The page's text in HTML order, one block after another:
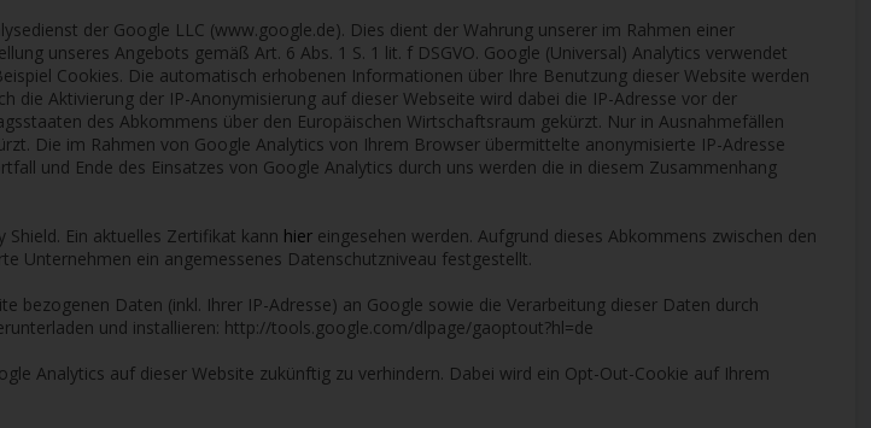
der Google LLC (www.google.de). Dies dient der Wahrung unserer im Rahmen einer
unseres Angebots gemäß Art. 6 Abs. 1 S. 1 lit. f DSGVO. Google (Universal) Analytics verwendet
Cookies. Die automatisch erhobenen Informationen über Ihre Benutzung dieser Website werden
die Aktivierung der IP-Anonymisierung auf dieser Webseite wird dabei die IP-Adresse vor der
des Abkommens über den Europäischen Wirtschaftsraum gekürzt. Nur in Ausnahmefällen
Die im Rahmen von Google Analytics von Ihrem Browser übermittelte anonymisierte IP-Adresse
und Ende des Einsatzes von Google Analytics durch uns werden die in diesem Zusammenhang
Ein aktuelles Zertifikat kann hier eingesehen werden. Aufgrund dieses Abkommens zwischen den
Unternehmen ein angemessenes Datenschutzniveau festgestellt.
bezogenen Daten (inkl. Ihrer IP-Adresse) an Google sowie die Verarbeitung dieser Daten durch
und installieren: http://tools.google.com/dlpage/gaoptout?hl=de
Analytics auf dieser Website zukünftig zu verhindern. Dabei wird ein Opt-Out-Cookie auf Ihrem